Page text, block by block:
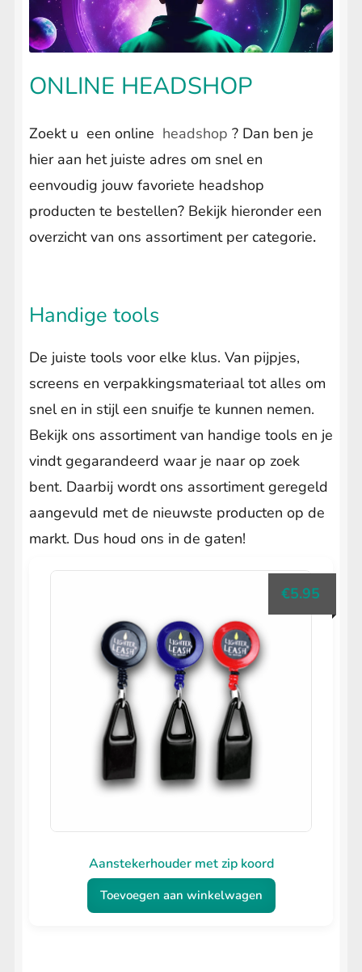
uitvouwen
LIFESTYLE
Submenu
uitvouwen
ONLINE HEADSHOP
Zoekt u een online headshop ? Dan ben je
hier aan het juiste adres om snel en
eenvoudig jouw favoriete headshop
producten te bestellen? Bekijk hieronder een
overzicht van ons assortiment per categorie.
Handige tools
De juiste tools voor elke klus. Van pijpjes,
screens en verpakkingsmateriaal tot alles om
snel en in stijl een snuifje te kunnen nemen.
Bekijk ons assortiment van handige tools en je
vindt gegarandeerd waar je naar op zoek
bent. Daarbij wordt ons assortiment geregeld
aangevuld met de nieuwste producten op de
markt. Dus houd ons in de gaten!
Aanstekerhouder met zip koord
€5.95
Toevoegen aan winkelwagen